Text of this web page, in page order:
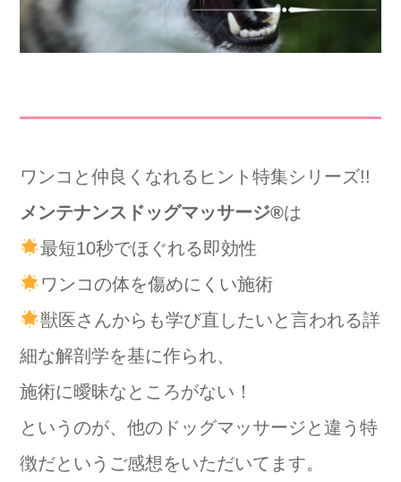
ワンコと仲良くなれるヒント特集シリーズ!!
メンテナンスドッグマッサージ®️は
最短10秒でほぐれる即効性
ワンコの体を傷めにくい施術
獣医さんからも学び直したいと言われる詳
細な解剖学を基に作られ、
施術に曖昧なところがない！
というのが、他のドッグマッサージと違う特
徴だというご感想をいただいてます。